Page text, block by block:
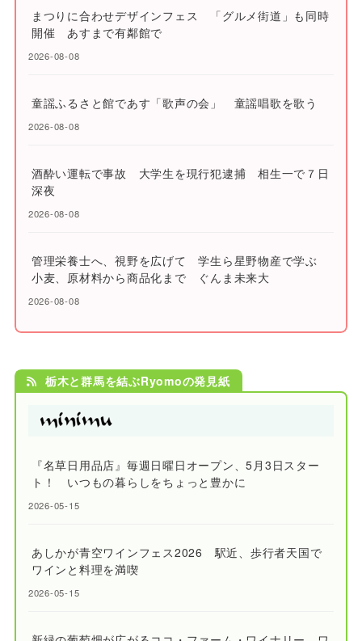
まつりに合わせデザインフェス 「グルメ街道」も同時
開催 あすまで有鄰館で
2026-08-08
童謡ふるさと館であす「歌声の会」 童謡唱歌を歌う
2026-08-08
酒酔い運転で事故 大学生を現行犯逮捕 相生一で７日
深夜
2026-08-08
管理栄養士へ、視野を広げて 学生ら星野物産で学ぶ
小麦、原材料から商品化まで ぐんま未来大
2026-08-08
栃木と群馬を結ぶRyomoの発見紙
『名草日用品店』毎週日曜日オープン、5月3日スター
ト！ いつもの暮らしをちょっと豊かに
2026-05-15
あしかが青空ワインフェス2026 駅近、歩行者天国で
ワインと料理を満喫
2026-05-15